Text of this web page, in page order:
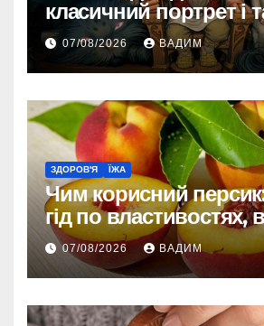
класичний портрет і
зовнішності
07/08/2026 ВАДИМ
ЗДОРОВ'Я ЇЖА
Чим корисний
гід по властивостях,
впливі на організм
07/08/2026 ВАДИМ